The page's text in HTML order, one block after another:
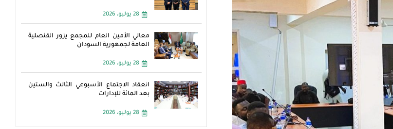
28 يوليو، 2026
معالي الأمين العام للمجمع يزور القنصلية
العامة لجمهورية السودان
28 يوليو، 2026
انعقاد الاجتماع الأسبوعي الثالث والستين
بعد المائة للإدارات
28 يوليو، 2026